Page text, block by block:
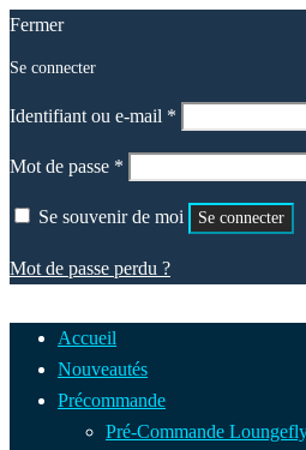
Fermer
Se connecter
Identifiant ou e-mail *
Mot de passe *
Se souvenir de moi Se connecter
Mot de passe perdu ?
Accueil
Nouveautés
Précommande
Pré-Commande